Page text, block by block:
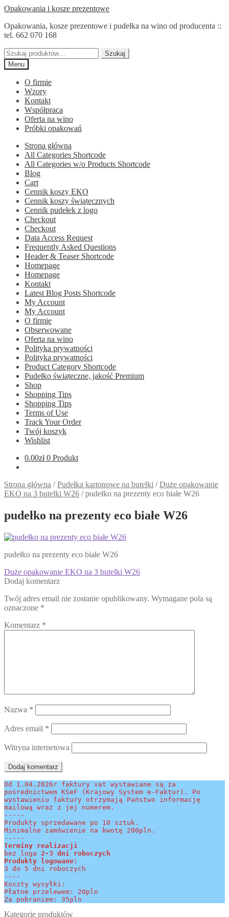
Przejdź
nawigacji
Przejdź
treści
Opakowania i kosze prezentowe
Opakowania, kosze prezentowe i pudełka na wino od producenta ::
tel. 662 070 168
Szukaj:
Szukaj
Menu
O firmie
Wzory
Kontakt
Współpraca
Oferta na wino
Próbki opakowań
Strona główna
All Categories Shortcode
All Categories w/o Products Shortcode
Blog
Cart
Cennik koszy EKO
Cennik koszy świątecznych
Cennik pudełek z logo
Checkout
Checkout
Data Access Request
Frequently Asked Questions
Header & Teaser Shortcode
Homepage
Homepage
Kontakt
Latest Blog Posts Shortcode
My Account
My Account
O firmie
Obserwowane
Oferta na wino
Polityka prywatności
Polityka prywatności
Product Category Shortcode
Pudełko świąteczne, jakość Premium
Shop
Shopping Tips
Shopping Tips
Terms of Use
Track Your Order
Twój koszyk
Wishlist
0.00zł 0 Produkt
Strona główna /Pudełka kartonowe na butelki /Duże opakowanie
EKO na 3 butelki W26 /pudełko na prezenty eco białe W26
pudełko na prezenty eco białe W26
pudełko na prezenty eco białe W26
Nawigacja
wpisu
Poprzedni
wpis:
Duże opakowanie EKO na 3 butelki W26
Dodaj komentarz
Twój adres email nie zostanie opublikowany. Wymagane pola są
oznaczone *
Komentarz *
Nazwa *
Adres email *
Witryna internetowa
Od 1.04.2026r faktury vat wystawiane są za
pośrednictwem KSeF (Krajowy System e-Faktur). Po
wystawieniu faktury otrzymają Państwo informację
mailową wraz z jej numerem.
-----
Produkty sprzedawane po 10 sztuk.
Minimalne zamówienie na kwotę 200pln.
-----
Terminy realizacji
bez loga 2-3 dni roboczych
Produkty logowane:
3 do 5 dni roboczych
----
Koszty wysyłki:
Płatne przelewem: 20pln
Za pobraniem: 35pln
Kategorie produktów